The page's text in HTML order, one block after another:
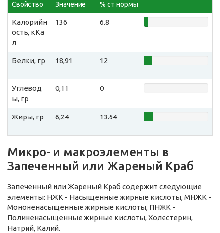
Свойство Значение % от нормы
Калорийн
ость, кКа
л
136 6.8
Белки, гр 18,91 12
Углевод
ы, гр
0,11 0
Жиры, гр 6,24 13.64
Микро- и макроэлементы в
Запеченный или Жареный Краб
Запеченный или Жареный Краб содержит следующие
элементы: НЖК - Насыщенные жирные кислоты, МНЖК -
Мононенасыщенные жирные кислоты, ПНЖК -
Полиненасыщенные жирные кислоты, Холестерин,
Натрий, Калий.